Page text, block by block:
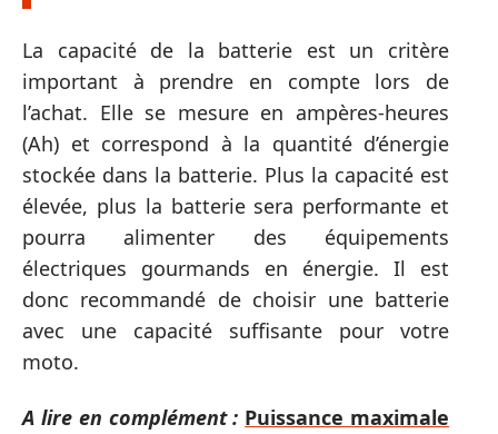
La capacité de la batterie est un critère
important à prendre en compte lors de
l’achat. Elle se mesure en ampères-heures
(Ah) et correspond à la quantité d’énergie
stockée dans la batterie. Plus la capacité est
élevée, plus la batterie sera performante et
pourra alimenter des équipements
électriques gourmands en énergie. Il est
donc recommandé de choisir une batterie
avec une capacité suffisante pour votre
moto.
A lire en complément : Puissance maximale